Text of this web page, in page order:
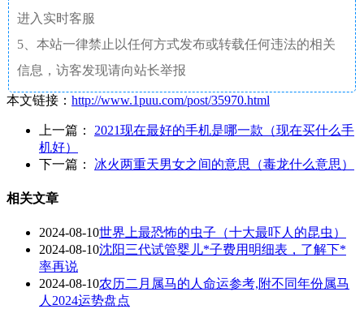
进入实时客服
5、本站一律禁止以任何方式发布或转载任何违法的相关
信息，访客发现请向站长举报
本文链接： http://www.1puu.com/post/35970.html
上一篇： 2021现在最好的手机是哪一款（现在买什么手
机好）
下一篇： 冰火两重天男女之间的意思（毒龙什么意思）
相关文章
2024-08-10世界上最恐怖的虫子（十大最吓人的昆虫）
2024-08-10沈阳三代试管婴儿*子费用明细表，了解下*
率再说
2024-08-10农历二月属马的人命运参考,附不同年份属马
人2024运势盘点